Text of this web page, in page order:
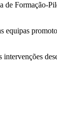
Formação-
equipas
intervenções